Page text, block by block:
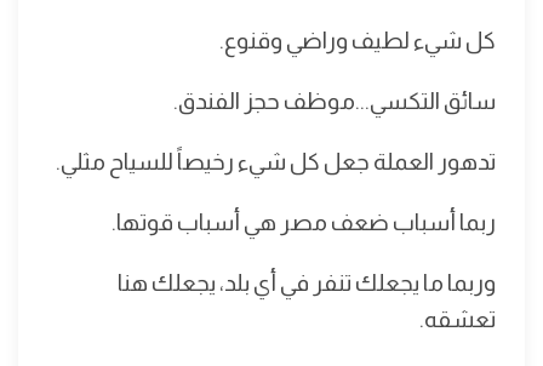
كل شيء لطيف وراضي وقنوع.
سائق التكسي...موظف حجز الفندق.
تدهور العملة جعل كل شيء رخيصاً للسياح مثلي.
ربما أسباب ضعف مصر هي أسباب قوتها.
وربما ما يجعلك تنفر في أي بلد، يجعلك هنا
تعشقه.